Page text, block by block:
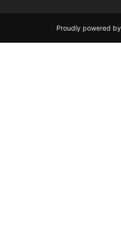
Proudly powered